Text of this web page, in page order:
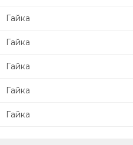
Гайка
Гайка
Гайка
Гайка
Гайка